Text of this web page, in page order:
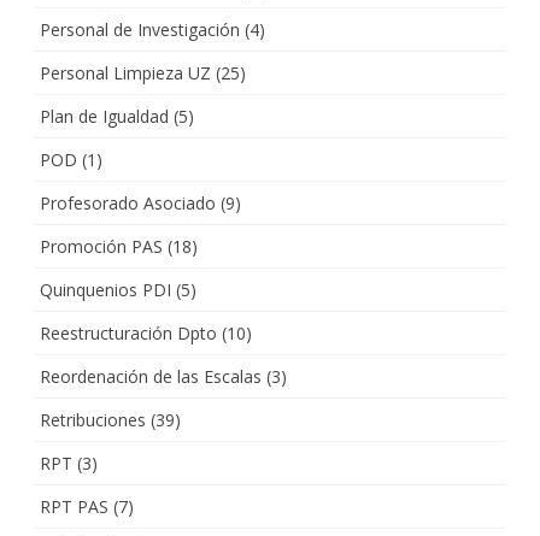
Personal de Investigación (4)
Personal Limpieza UZ (25)
Plan de Igualdad (5)
POD (1)
Profesorado Asociado (9)
Promoción PAS (18)
Quinquenios PDI (5)
Reestructuración Dpto (10)
Reordenación de las Escalas (3)
Retribuciones (39)
RPT (3)
RPT PAS (7)